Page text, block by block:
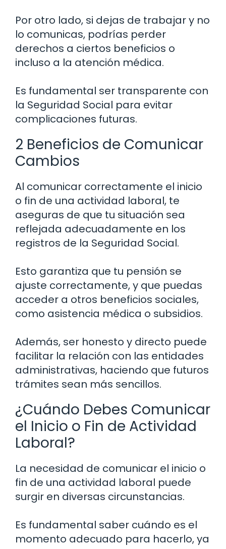
Por otro lado, si dejas de trabajar y no
lo comunicas, podrías perder
derechos a ciertos beneficios o
incluso a la atención médica.
Es fundamental ser transparente con
la Seguridad Social para evitar
complicaciones futuras.
2 Beneficios de Comunicar
Cambios
Al comunicar correctamente el inicio
o fin de una actividad laboral, te
aseguras de que tu situación sea
reflejada adecuadamente en los
registros de la Seguridad Social.
Esto garantiza que tu pensión se
ajuste correctamente, y que puedas
acceder a otros beneficios sociales,
como asistencia médica o subsidios.
Además, ser honesto y directo puede
facilitar la relación con las entidades
administrativas, haciendo que futuros
trámites sean más sencillos.
¿Cuándo Debes Comunicar
el Inicio o Fin de Actividad
Laboral?
La necesidad de comunicar el inicio o
fin de una actividad laboral puede
surgir en diversas circunstancias.
Es fundamental saber cuándo es el
momento adecuado para hacerlo, ya